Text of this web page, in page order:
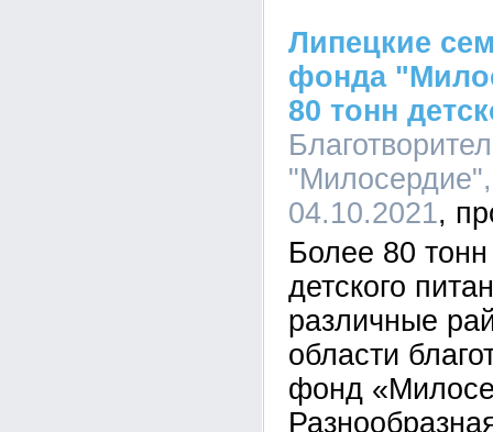
Липецкие
фонда
80 тонн
04.10.2021
Более 80 тонн
детского
различные
области
фонд